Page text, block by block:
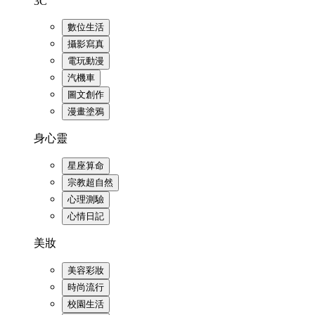
數位生活
攝影寫真
電玩動漫
汽機車
圖文創作
漫畫塗鴉
身心靈
星座算命
宗教超自然
心理測驗
心情日記
美妝
美容彩妝
時尚流行
校園生活